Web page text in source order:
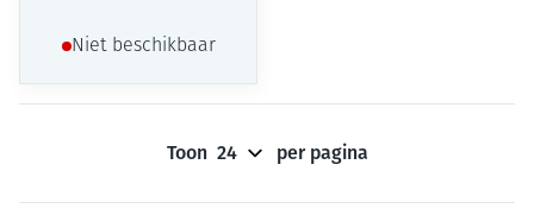
Niet beschikbaar
Toon per pagina